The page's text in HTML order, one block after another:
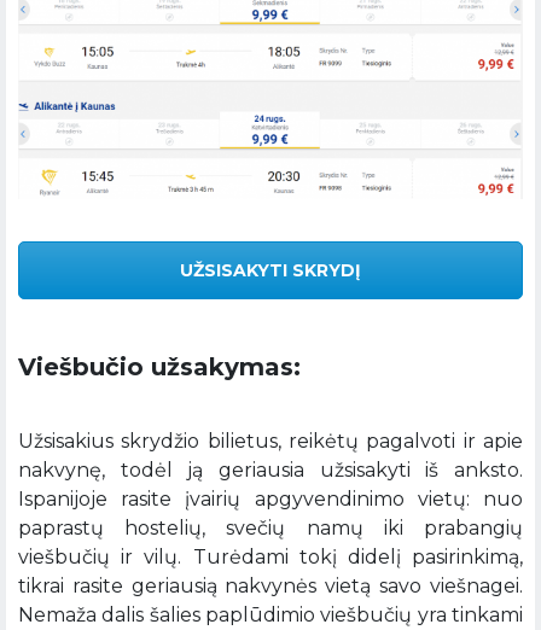
UŽSISAKYTI SKRYDĮ
Viešbučio užsakymas:
Užsisakius skrydžio bilietus, reikėtų pagalvoti ir apie
nakvynę, todėl ją geriausia užsisakyti iš anksto.
Ispanijoje rasite įvairių apgyvendinimo vietų: nuo
paprastų hostelių, svečių namų iki prabangių
viešbučių ir vilų. Turėdami tokį didelį pasirinkimą,
tikrai rasite geriausią nakvynės vietą savo viešnagei.
Nemaža dalis šalies paplūdimio viešbučių yra tinkami